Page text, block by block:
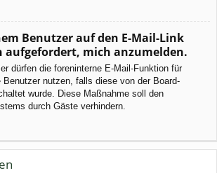
Benutzer auf den E-Mail-Link
aufgefordert, mich anzumelden.
dürfen die foreninterne E-Mail-Funktion für
Benutzer nutzen, falls diese von der Board-
wurde. Diese Maßnahme soll den
durch Gäste verhindern.